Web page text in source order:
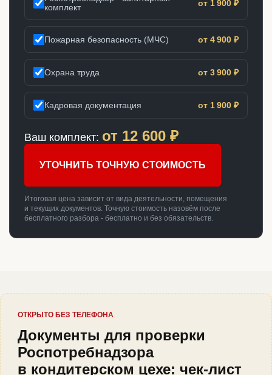
комплект
от 1 900 ₽
Пожарная безопасность (МЧС) от 4 900 ₽
Охрана труда от 3 900 ₽
Кадровая документация от 1 900 ₽
Ваш комплект: от 12 600 ₽
УТОЧНИТЬ ТОЧНУЮ СТОИМОСТЬ
Итоговая цена зависит от вида деятельности, помещения
и текущих документов. Точную стоимость назовём после
бесплатного разбора - бесплатно и без обязательств.
ОТКРЫТО БЕЗ ТЕЛЕФОНА
Документы для проверки
Роспотребнадзора
в кондитерском цехе: чек-лист